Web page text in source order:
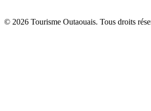
© 2026 Tourisme Outaouais. Tous droits